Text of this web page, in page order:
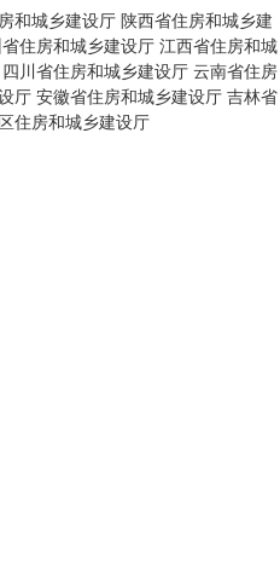
和城乡建设厅陕西省住房和城乡建
住房和城乡建设厅 江西省住房和城
四川省住房和城乡建设厅 云南省住房
厅 安徽省住房和城乡建设厅 吉林省
住房和城乡建设厅